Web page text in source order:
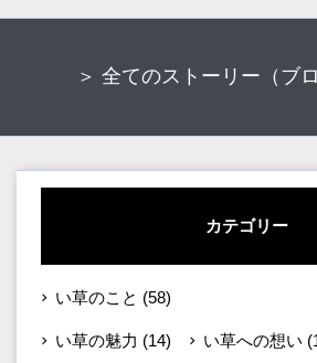
＞ 全てのストーリー（ブ
カテゴリー
い草のこと (58)
い草の魅力 (14) い草への想い